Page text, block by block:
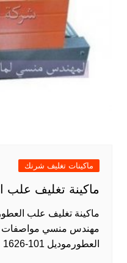
ماكينات تغليف شرنك
ماكينة تغليف علب
مهندس منسي مواصفات
العطورموديل 101-1626